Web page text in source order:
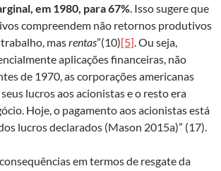
em 1980, para 67%. Isso sugere que
compreendem não retornos produtivos
masrentas”(10)[5]. Ou seja,
aplicações financeiras, não
de 1970, as corporações americanas
lucros aos acionistas e o resto era
Hoje, o pagamento aos acionistas está
lucros declarados (Mason 2015a)” (17).
em termos de resgate da